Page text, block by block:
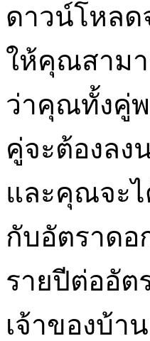
ดาวน์โหลด
ให้คุณสามา
ว่าคุณทั้งคู่
คู่จะต้องลง
และคุณจะไ
กับอัตราดอ
รายปีต่ออัต
เจ้าของบ้า